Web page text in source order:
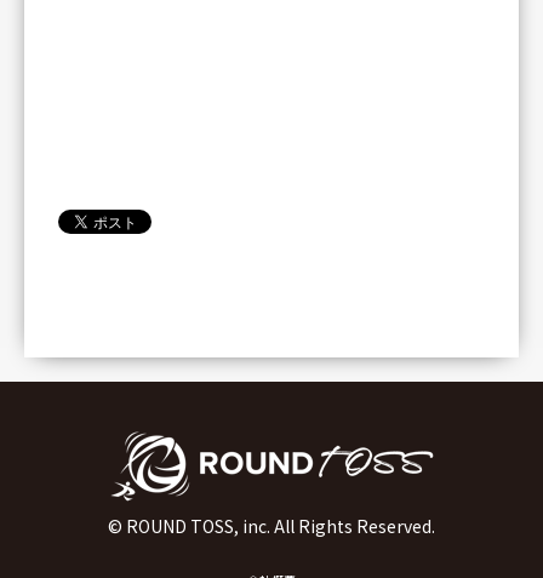
© ROUND TOSS, inc. All Rights Reserved.